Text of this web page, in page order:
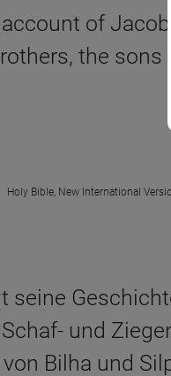
of
the sons
Holy Bible, New International
seine
und
Bilha und